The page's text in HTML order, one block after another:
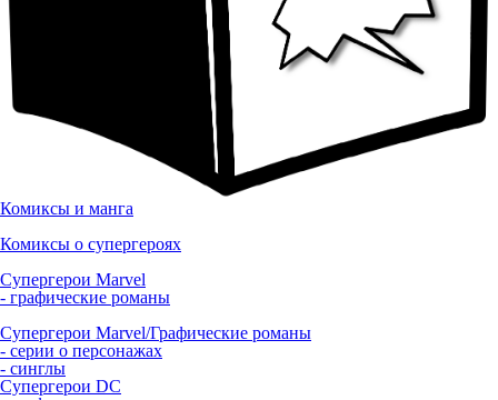
Комиксы и манга
Комиксы о супергероях
Супергерои Marvel
- графические романы
Супергерои Marvel/Графические романы
- серии о персонажах
- синглы
Супергерои DC